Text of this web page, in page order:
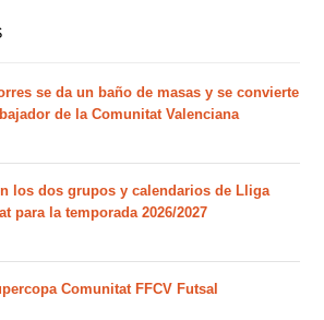
se da un baño de masas y se convierte
de la Comunitat Valenciana
los dos grupos y calendarios de Lliga
para la temporada 2026/2027
Comunitat FFCV Futsal